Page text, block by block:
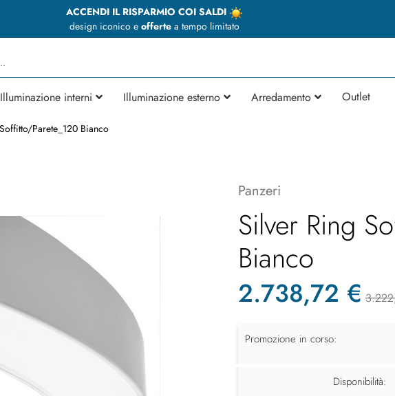
ACCENDI IL RISPARMIO COI SALDI
design iconico e offertea tempo limitato
Illuminazione interni Illuminazione esterno Arredamento Outlet
Parete_120 Bianco
Panzeri
Silver Ring
Bianco
2.738,72 €
Promozione in corso:
Disponibilità: